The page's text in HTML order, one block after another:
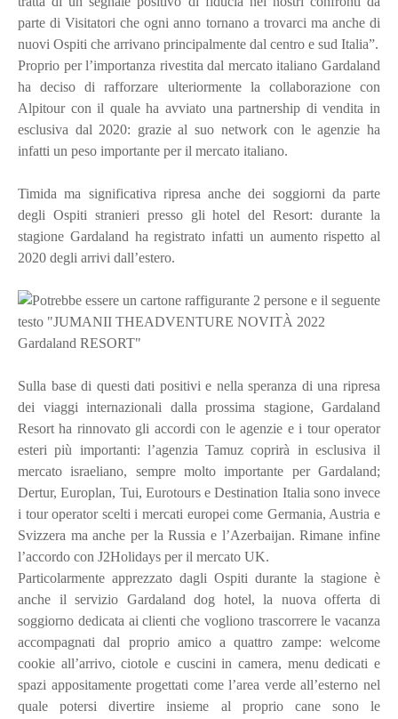
parte di Visitatori che ogni anno tornano a trovarci ma anche di
nuovi Ospiti che arrivano principalmente dal centro e sud Italia”.
Proprio per l’importanza rivestita dal mercato italiano Gardaland
ha deciso di rafforzare ulteriormente la collaborazione con
Alpitour con il quale ha avviato una partnership di vendita in
esclusiva dal 2020: grazie al suo network con le agenzie ha
infatti un peso importante per il mercato italiano.
Timida ma significativa ripresa anche dei soggiorni da parte
degli Ospiti stranieri presso gli hotel del Resort: durante la
stagione Gardaland ha registrato infatti un aumento rispetto al
2020 degli arrivi dall’estero.
Sulla base di questi dati positivi e nella speranza di una ripresa
dei viaggi internazionali dalla prossima stagione, Gardaland
Resort ha rinnovato gli accordi con le agenzie e i tour operator
esteri più importanti: l’agenzia Tamuz coprirà in esclusiva il
mercato israeliano, sempre molto importante per Gardaland;
Dertur, Europlan, Tui, Eurotours e Destination Italia sono invece
i tour operator scelti i mercati europei come Germania, Austria e
Svizzera ma anche per la Russia e l’Azerbaijan. Rimane infine
l’accordo con J2Holidays per il mercato UK.
Particolarmente apprezzato dagli Ospiti durante la stagione è
anche il servizio Gardaland dog hotel, la nuova offerta di
soggiorno dedicata ai clienti che vogliono trascorrere le vacanza
accompagnati dal proprio amico a quattro zampe: welcome
cookie all’arrivo, ciotole e cuscini in camera, menu dedicati e
spazi appositamente progettati come l’area verde all’esterno nel
quale potersi divertire insieme al proprio cane sono le